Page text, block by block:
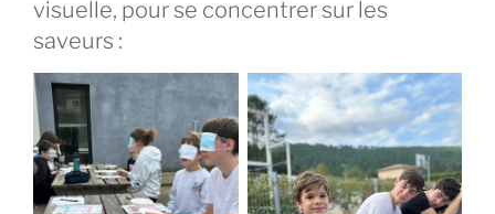
visuelle, pour se concentrer sur les
saveurs :